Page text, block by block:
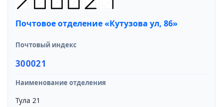
Почтовое отделение «Кутузова ул, 86»
Почтовый индекс
300021
Наименование отделения
Тула 21